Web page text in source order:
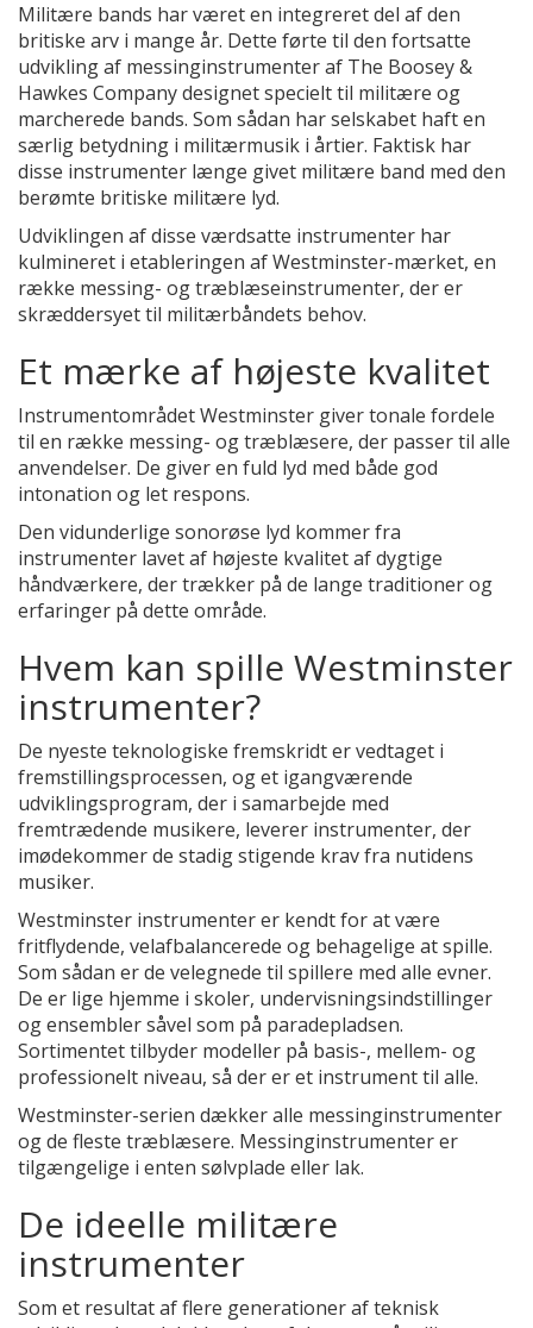
Militære bands har været en integreret del af den
britiske arv i mange år. Dette førte til den fortsatte
udvikling af messinginstrumenter af The Boosey &
Hawkes Company designet specielt til militære og
marcherede bands. Som sådan har selskabet haft en
særlig betydning i militærmusik i årtier. Faktisk har
disse instrumenter længe givet militære band med den
berømte britiske militære lyd.
Udviklingen af disse værdsatte instrumenter har
kulmineret i etableringen af Westminster-mærket, en
række messing- og træblæseinstrumenter, der er
skræddersyet til militærbåndets behov.
Et mærke af højeste kvalitet
Instrumentområdet Westminster giver tonale fordele
til en række messing- og træblæsere, der passer til alle
anvendelser. De giver en fuld lyd med både god
intonation og let respons.
Den vidunderlige sonorøse lyd kommer fra
instrumenter lavet af højeste kvalitet af dygtige
håndværkere, der trækker på de lange traditioner og
erfaringer på dette område.
Hvem kan spille Westminster
instrumenter?
De nyeste teknologiske fremskridt er vedtaget i
fremstillingsprocessen, og et igangværende
udviklingsprogram, der i samarbejde med
fremtrædende musikere, leverer instrumenter, der
imødekommer de stadig stigende krav fra nutidens
musiker.
Westminster instrumenter er kendt for at være
fritflydende, velafbalancerede og behagelige at spille.
Som sådan er de velegnede til spillere med alle evner.
De er lige hjemme i skoler, undervisningsindstillinger
og ensembler såvel som på paradepladsen.
Sortimentet tilbyder modeller på basis-, mellem- og
professionelt niveau, så der er et instrument til alle.
Westminster-serien dækker alle messinginstrumenter
og de fleste træblæsere. Messinginstrumenter er
tilgængelige i enten sølvplade eller lak.
De ideelle militære
instrumenter
Som et resultat af flere generationer af teknisk